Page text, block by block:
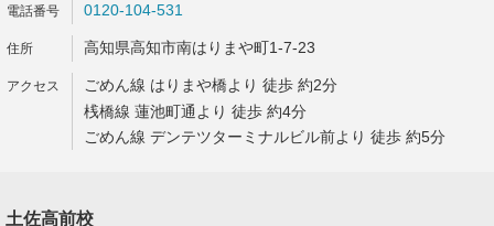
0120-104-531
高知県高知市南はりまや町1-7-23
ごめん線 はりまや橋より 徒歩 約2分
桟橋線 蓮池町通より 徒歩 約4分
ごめん線 デンテツターミナルビル前より 徒歩 約5分
土佐高前校